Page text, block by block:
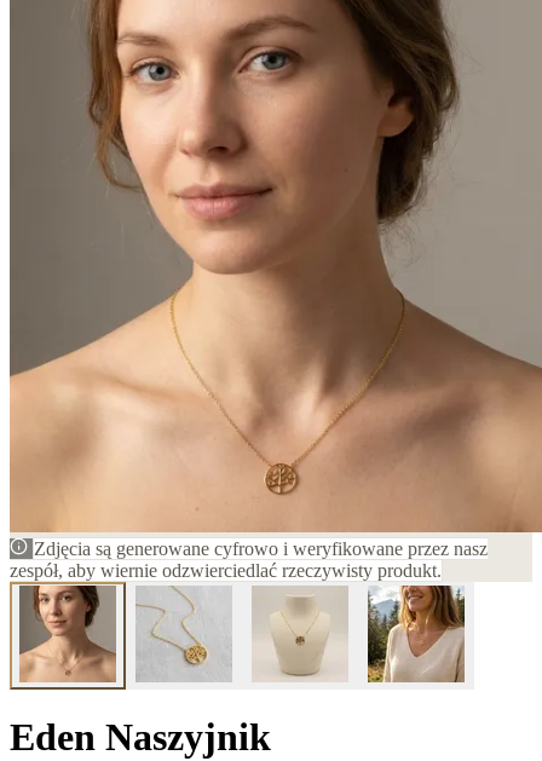
Zdjęcia są generowane cyfrowo i weryfikowane przez nasz
zespół, aby wiernie odzwierciedlać rzeczywisty produkt.
Eden Naszyjnik